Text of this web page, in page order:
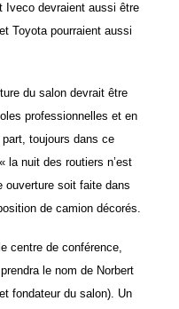
Iveco devraient aussi être
Toyota pourraient aussi
du salon devrait être
professionnelles et en
part, toujours dans ce
la nuit des routiers n’est
ouverture soit faite dans
de camion décorés.
centre de conférence,
le nom de Norbert
fondateur du salon). Un